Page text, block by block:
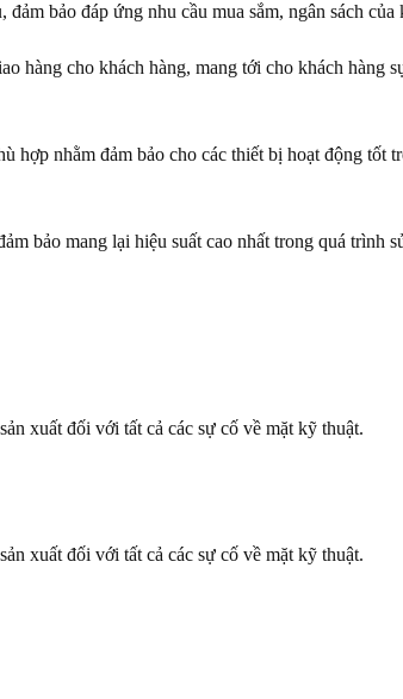
bảo đáp ứng nhu cầu mua sắm, ngân sách của
hàng cho khách hàng, mang tới cho khách hàng
nhằm đảm bảo cho các thiết bị hoạt động tốt
bảo mang lại hiệu suất cao nhất trong quá trình
xuất đối với tất cả các sự cố về mặt kỹ thuật.
xuất đối với tất cả các sự cố về mặt kỹ thuật.